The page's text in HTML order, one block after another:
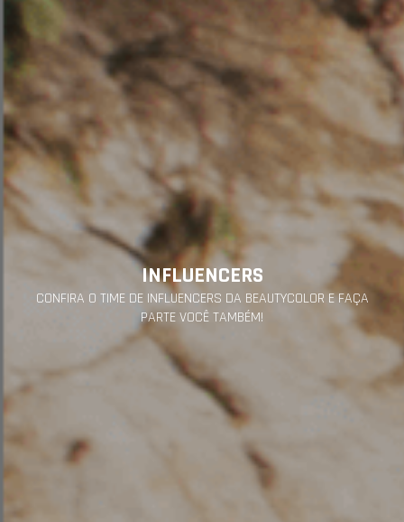
INFLUENCERS
CONFIRA O TIME DE INFLUENCERS DA BEAUTYCOLOR E FAÇA
PARTE VOCÊ TAMBÉM!